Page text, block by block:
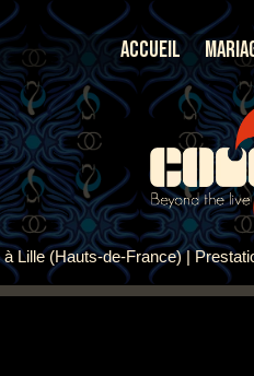
Accueil
Lille (Hauts-de-France) |